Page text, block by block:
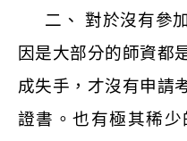
二、 對於沒有參
因是大部分的師資都
成失手，才沒有申請
證書。也有極其稀